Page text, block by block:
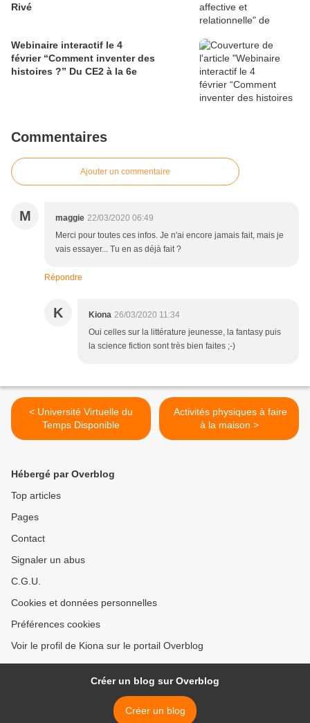
Rivé
Webinaire interactif le 4
février “Comment inventer des
histoires ?” Du CE2 à la 6e
Commentaires
Ajouter un commentaire
M maggie 22/03/2020 06:49
Merci pour toutes ces infos. Je n'ai encore jamais fait, mais je
vais essayer... Tu en as déjà fait ?
Répondre
K Kiona 26/03/2020 11:34
Oui celles sur la littérature jeunesse, la fantasy puis
la science fiction sont très bien faites ;-)
< Université Virtuelle du
Temps Disponible
Activités physiques à faire
à la maison >
Hébergé par Overblog
Top articles
Pages
Contact
Signaler un abus
C.G.U.
Cookies et données personnelles
Préférences cookies
Voir le profil de Kiona sur le portail Overblog
Créer un blog sur Overblog
Créer un blog